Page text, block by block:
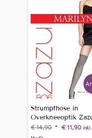
Strumpfhose in
Overkneeoptik
€14,90 € 11,90 inkl.